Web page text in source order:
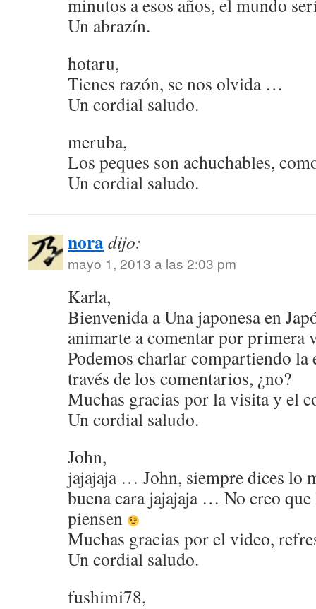
minutos a esos años, el mundo
Un abrazín.
hotaru,
Tienes razón, se nos olvida …
Un cordial saludo.
meruba,
Los peques son achuchables,
Un cordial saludo.
noradijo:
mayo 1, 2013 a las 2:03 pm
Karla,
Bienvenida a Una japonesa en
animarte a comentar por primera
Podemos charlar compartiendo la
través de los comentarios, ¿no?
Muchas gracias por la visita y el
Un cordial saludo.
John,
jajajaja … John, siempre dices lo
buena cara jajajaja … No creo que
piensen
Muchas gracias por el video,
Un cordial saludo.
fushimi78,